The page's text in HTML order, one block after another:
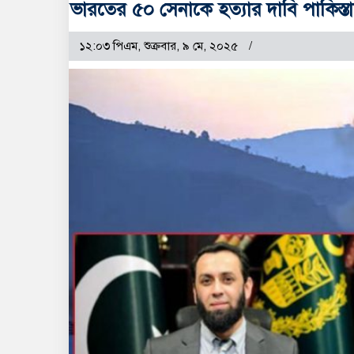
ভারতের ৫০ সেনাকে হত্যার দাবি
১২:০৩ পিএম, শুক্রবার, ৯ মে, ২০২৫